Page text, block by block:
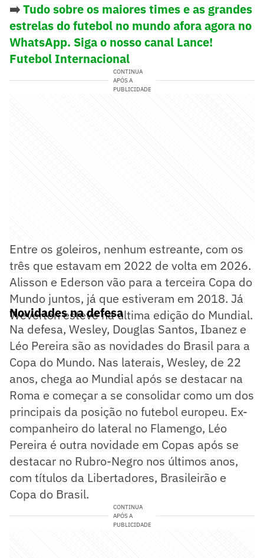
➡️Tudo sobre os maiores times e as grandes
estrelas do futebol no mundo afora agora no
WhatsApp. Siga o nosso canal Lance!
Futebol Internacional
CONTINUA
APÓS A
PUBLICIDADE
Entre os goleiros, nenhum estreante, com os
três que estavam em 2022 de volta em 2026.
Alisson e Ederson vão para a terceira Copa do
Mundo juntos, já que estiveram em 2018. Já
Weverton esteve na última edição do Mundial.
Novidades na defesa
Na defesa, Wesley, Douglas Santos, Ibanez e
Léo Pereira são as novidades do Brasil para a
Copa do Mundo. Nas laterais, Wesley, de 22
anos, chega ao Mundial após se destacar na
Roma e começar a se consolidar como um dos
principais da posição no futebol europeu. Ex-
companheiro do lateral no Flamengo, Léo
Pereira é outra novidade em Copas após se
destacar no Rubro-Negro nos últimos anos,
com títulos da Libertadores, Brasileirão e
Copa do Brasil.
CONTINUA
APÓS A
PUBLICIDADE